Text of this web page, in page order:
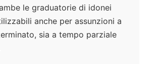
le graduatorie di idonei
anche per assunzioni a
sia a tempo parziale